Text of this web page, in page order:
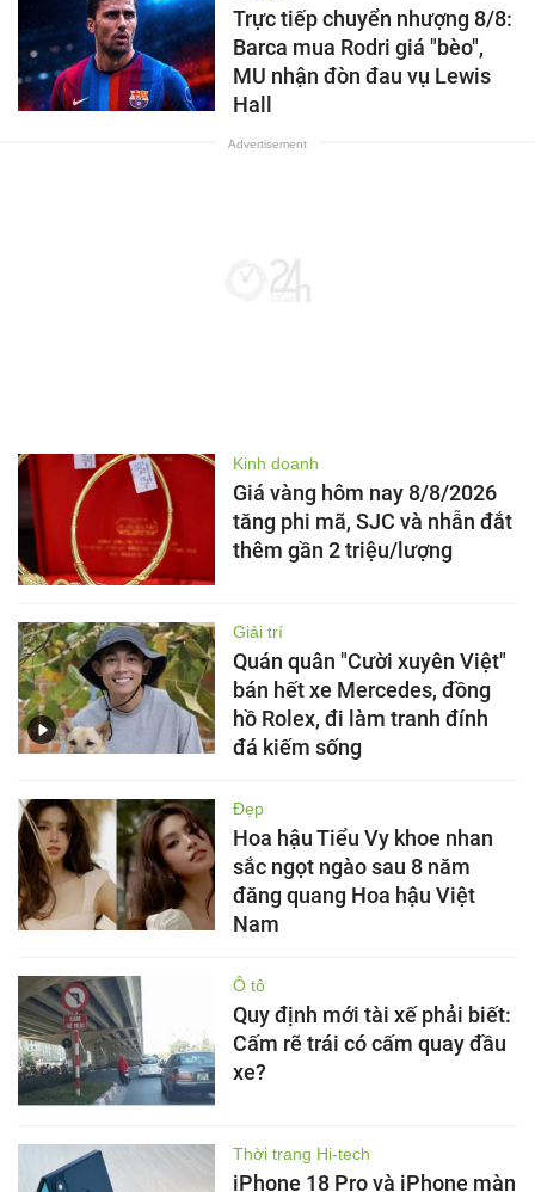
Trực tiếp chuyển nhượng 8/8:
Barca mua Rodri giá "bèo",
MU nhận đòn đau vụ Lewis
Hall
Kinh doanh
Giá vàng hôm nay 8/8/2026
tăng phi mã, SJC và nhẫn đắt
thêm gần 2 triệu/lượng
Giải trí
Quán quân "Cười xuyên Việt"
bán hết xe Mercedes, đồng
hồ Rolex, đi làm tranh đính
đá kiếm sống
Đẹp
Hoa hậu Tiểu Vy khoe nhan
sắc ngọt ngào sau 8 năm
đăng quang Hoa hậu Việt
Nam
Ô tô
Quy định mới tài xế phải biết:
Cấm rẽ trái có cấm quay đầu
xe?
Thời trang Hi-tech
iPhone 18 Pro và iPhone màn